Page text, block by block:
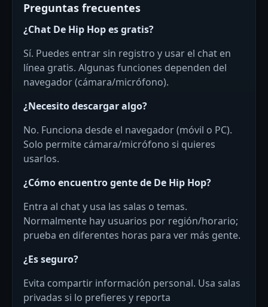
Preguntas frecuentes
¿Chat De Hip Hop es gratis?
Sí. Puedes entrar sin registro y usar el chat en
línea gratis. Algunas funciones dependen del
navegador (cámara/micrófono).
¿Necesito descargar algo?
No. Funciona desde el navegador (móvil o PC).
Solo permite cámara/micrófono si quieres
usarlos.
¿Cómo encuentro gente de De Hip Hop?
Entra al chat y usa las salas o temas.
Normalmente hay usuarios por región/horario;
prueba en diferentes horas para ver más gente.
¿Es seguro?
Evita compartir información personal. Usa salas
privadas si lo prefieres y reporta